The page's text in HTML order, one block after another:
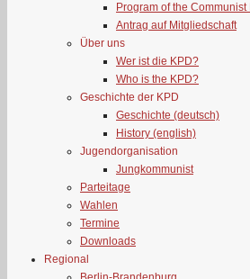
Program of the
Antrag auf Mitgliedschaft
Über uns
Wer ist die KPD?
Who is the KPD?
Geschichte der KPD
Geschichte (deutsch)
History (english)
Jugendorganisation
Jungkommunist
Parteitage
Wahlen
Termine
Downloads
Regional